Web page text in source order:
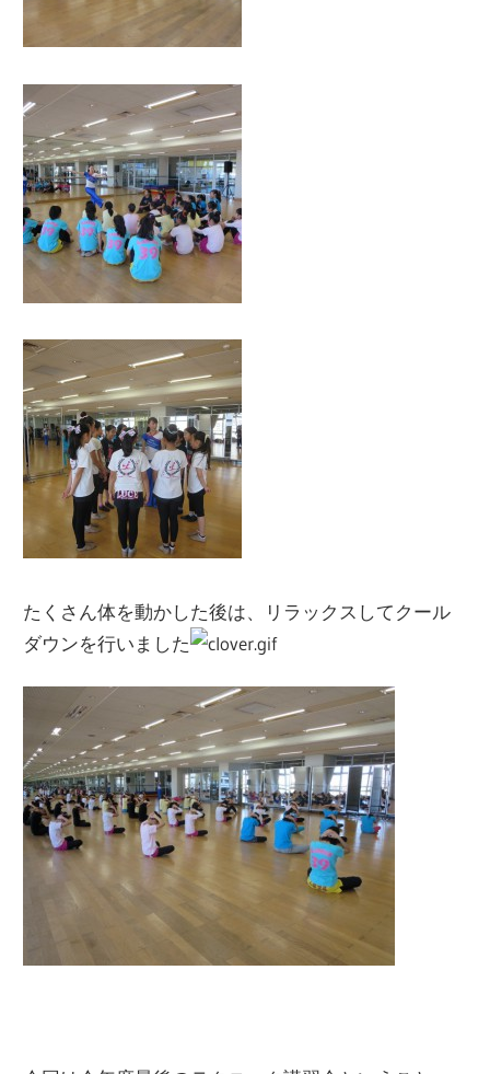
たくさん体を動かした後は、リラックスしてクール
ダウンを行いました